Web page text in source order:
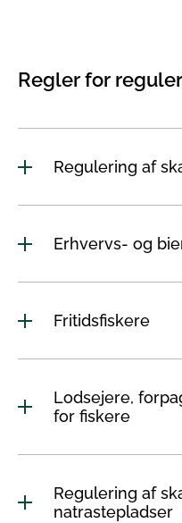
Regler for
Regulering af
Erhvervs- og
Fritidsfiskere
Lodsejere,
for fiskere
Regulering af
natrastepladser